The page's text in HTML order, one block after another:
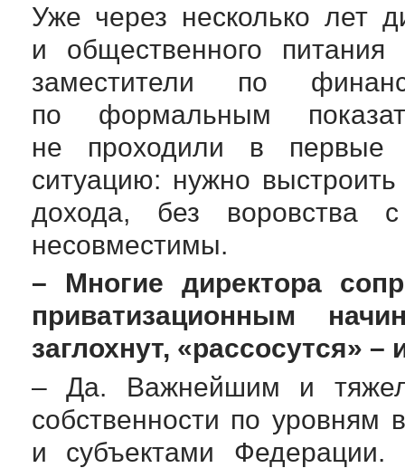
Уже через несколько лет
и общественного
заместители по
по формальным
не проходили в первые
ситуацию: нужно
дохода, без воровства
несовместимы.
– Многие директора
приватизационным
заглохнут, «рассосутся» –
– Да. Важнейшим и
собственности по уровням
и субъектами Федерации.